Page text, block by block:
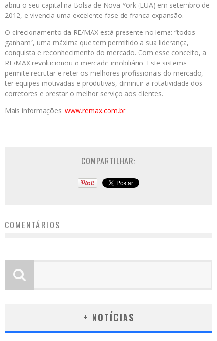
abriu o seu capital na Bolsa de Nova York (EUA) em setembro de
2012, e vivencia uma excelente fase de franca expansão.
O direcionamento da RE/MAX está presente no lema: “todos
ganham”, uma máxima que tem permitido a sua liderança,
conquista e reconhecimento do mercado. Com esse conceito, a
RE/MAX revolucionou o mercado imobiliário. Este sistema
permite recrutar e reter os melhores profissionais do mercado,
ter equipes motivadas e produtivas, diminuir a rotatividade dos
corretores e prestar o melhor serviço aos clientes.
Mais informações: www.remax.com.br
COMPARTILHAR:
COMENTÁRIOS
+ NOTÍCIAS